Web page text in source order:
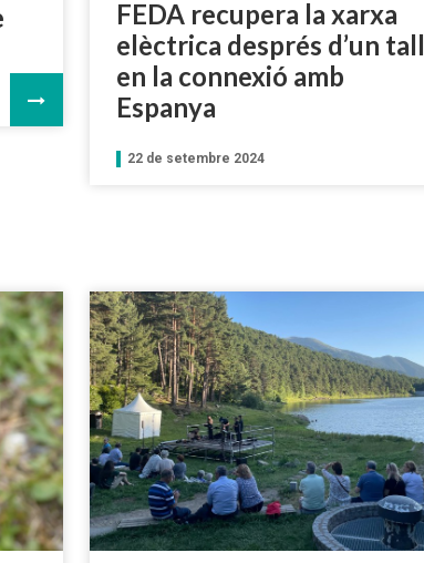
FEDA recupera la xarxa
elèctrica després d’un tall
en la connexió amb
Espanya
22 de setembre 2024